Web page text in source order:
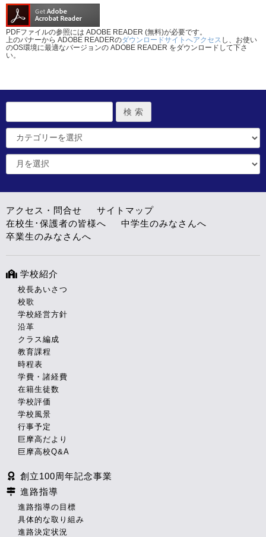
PDFファイルの参照には ADOBE READER (無料)が必要です。
上のバナーから ADOBE READERのダウンロードサイトへアクセス し、お使い
のOS環境に最適なバージョンの ADOBE READER をダウンロードして下さ
い。
アクセス・問合せ
サイトマップ
在校生･保護者の皆様へ
中学生のみなさんへ
卒業生のみなさんへ
学校紹介
校長あいさつ
校歌
学校経営方針
沿革
クラス編成
教育課程
時程表
学費・諸経費
在籍生徒数
学校評価
学校風景
行事予定
巨摩高だより
巨摩高校Q&A
創立100周年記念事業
進路指導
進路指導の目標
具体的な取り組み
進路決定状況